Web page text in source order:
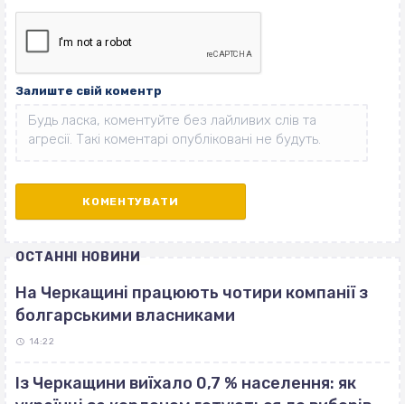
Залиште свій коментр
ОСТАННІ НОВИНИ
На Черкащині працюють чотири компанії з
болгарськими власниками
14:22
Із Черкащини виїхало 0,7 % населення: як